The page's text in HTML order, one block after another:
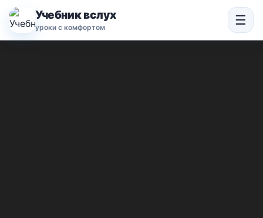
Учебник вслух
уроки с комфортом ☰